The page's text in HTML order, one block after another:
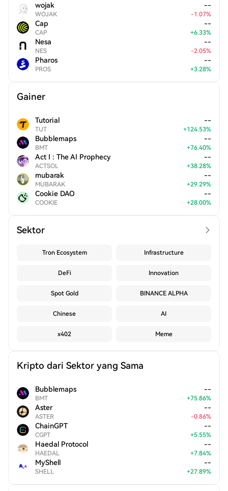
wojak
WOJAK
--
-1.07%
Cap
CAP
--
+6.33%
Nesa
NES
--
-2.05%
Pharos
PROS
--
+3.28%
Gainer
Tutorial
TUT
--
+124.53%
Bubblemaps
BMT
--
+76.40%
Act I : The AI Prophecy
ACTSOL
--
+38.28%
mubarak
MUBARAK
--
+29.29%
Cookie DAO
COOKIE
--
+28.00%
Sektor
Tron Ecosystem Infrastructure
DeFi Innovation
Spot Gold BINANCE ALPHA
Chinese AI
x402 Meme
Kripto dari Sektor yang Sama
Bubblemaps
BMT
--
+75.86%
Aster
ASTER
--
-0.86%
ChainGPT
CGPT
--
+5.55%
Haedal Protocol
HAEDAL
--
+7.84%
MyShell
SHELL
--
+27.89%